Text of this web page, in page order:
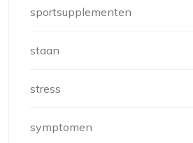
sportsupplementen
staan
stress
symptomen